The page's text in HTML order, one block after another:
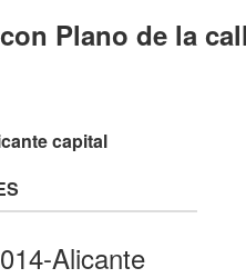
Plano de la
capital
Alicante